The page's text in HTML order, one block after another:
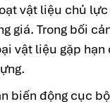
vật liệu chủ
giá. Trong bối
vật liệu gặp
biến động cục